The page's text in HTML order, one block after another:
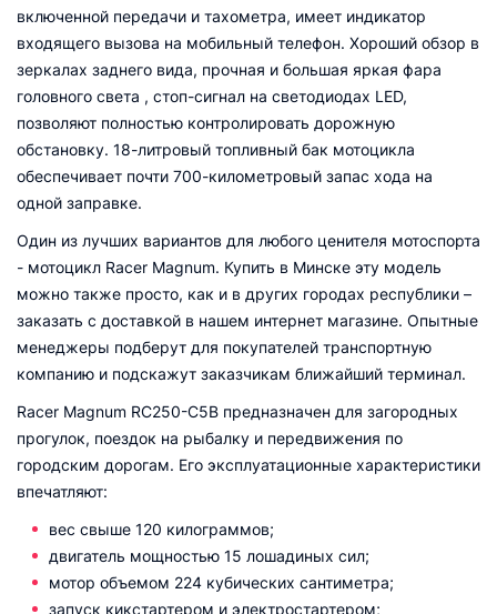
включенной передачи и тахометра, имеет индикатор
входящего вызова на мобильный телефон. Хороший обзор в
зеркалах заднего вида, прочная и большая яркая фара
головного света , стоп-сигнал на светодиодах LED,
позволяют полностью контролировать дорожную
обстановку. 18-литровый топливный бак мотоцикла
обеспечивает почти 700-километровый запас хода на
одной заправке.
Один из лучших вариантов для любого ценителя мотоспорта
- мотоцикл Racer Magnum. Купить в Минске эту модель
можно также просто, как и в других городах республики –
заказать с доставкой в нашем интернет магазине. Опытные
менеджеры подберут для покупателей транспортную
компанию и подскажут заказчикам ближайший терминал.
Racer Magnum RC250-C5B предназначен для загородных
прогулок, поездок на рыбалку и передвижения по
городским дорогам. Его эксплуатационные характеристики
впечатляют:
вес свыше 120 килограммов;
двигатель мощностью 15 лошадиных сил;
мотор объемом 224 кубических сантиметра;
запуск кикстартером и электростартером;